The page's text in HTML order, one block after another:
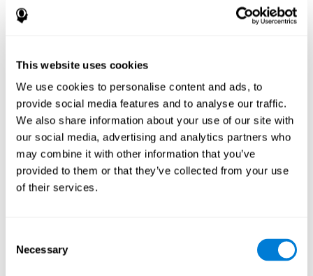
This website uses cookies
We use cookies to personalise content and ads, to
provide social media features and to analyse our traffic.
We also share information about your use of our site with
our social media, advertising and analytics partners who
may combine it with other information that you’ve
provided to them or that they’ve collected from your use
of their services.
Selection
Necessary
efficienti nelle situazioni quotidiane in cui dobbiamo
rispondere o individuare qualsiasi stimolo rilevante. Ad
decidere l'ordine in cui raggiungere i nostri obiettivi.
Pianificare la mossa in anticipo può aiutarci a raggiungere il
nostro obiettivo in modo più efficiente. Svolgendo questo
compito stiamo stimolando la nostra capacità di
pianificazione. Migliorare questa capacità cognitiva ci aiuta
ad essere più efficienti nella nostra vita quotidiana. Ad
esempio, quando dobbiamo pensare ai passi da compiere
per raggiungere un obiettivo, quando dobbiamo scegliere il
Durante questa sfida mentale, devi
imparare gli schemi di comparsa delle zone rosse o zone